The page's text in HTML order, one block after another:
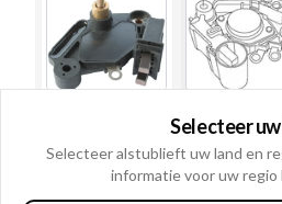
136546
Details en beschrijving
Selecteer
Selecteer alstublieft uw land en
informatie voor uw regio